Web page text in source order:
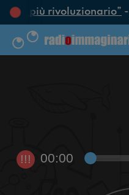
più rivoluzionario”-
!!! 00:00